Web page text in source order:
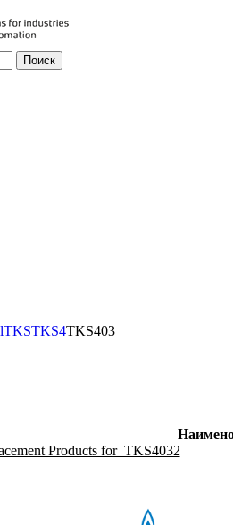
TKSTKS4TKS403
Products for TKS4032